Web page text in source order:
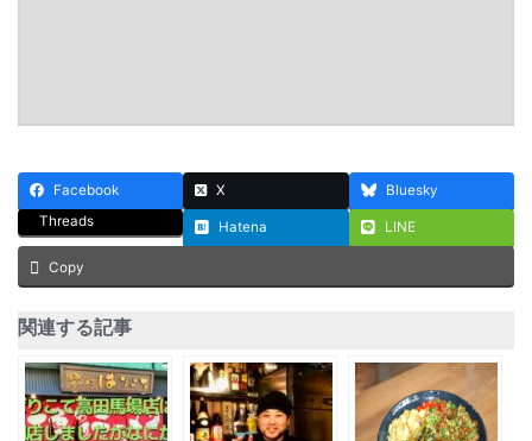
Facebook X
Bluesky
Threads
Hatena LINE
Copy
関連する記事